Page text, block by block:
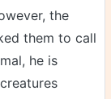
the
them to call
he is